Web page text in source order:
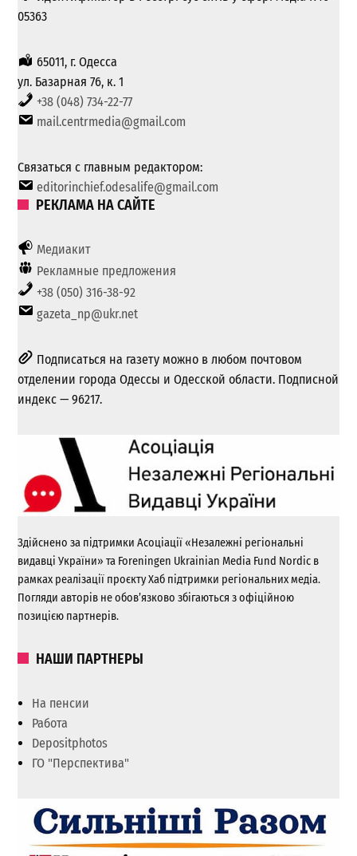
05363
65011, г. Одесса
ул. Базарная 76, к. 1
+38 (048) 734-22-77
mail.centrmedia@gmail.com
Связаться с главным редактором:
editorinchief.odesalife@gmail.com
РЕКЛАМА НА САЙТЕ
Медиакит
Рекламные предложения
+38 (050) 316-38-92
gazeta_np@ukr.net
Подписаться на газету можно в любом почтовом
отделении города Одессы и Одесской области. Подписной
индекс — 96217.
Здійснено за підтримки Асоціації «Незалежні регіональні
видавці України» та Foreningen Ukrainian Media Fund Nordic в
рамках реалізації проєкту Хаб підтримки регіональних медіа.
Погляди авторів не обов’язково збігаються з офіційною
позицією партнерів.
НАШИ ПАРТНЕРЫ
На пенсии
Работа
Depositphotos
ГО "Перспектива"